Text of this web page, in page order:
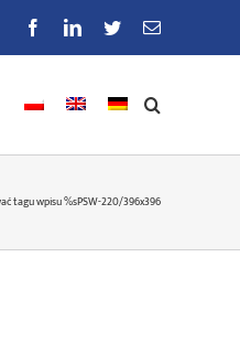
FacebookLinkedIn
TwitterE-
tagu wpisu %sPSW-220/396x396